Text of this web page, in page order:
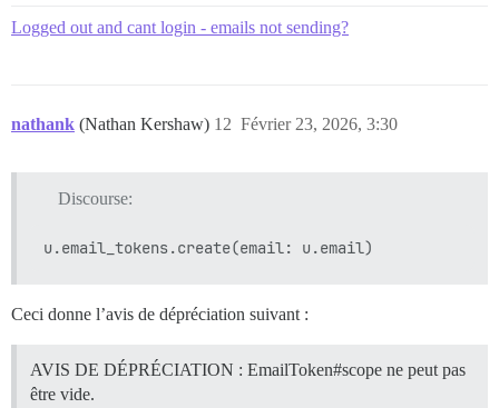
Logged out and cant login - emails not sending?
nathank (Nathan Kershaw) Février 23, 2026, 3:30
12
Discourse:
Ceci donne l’avis de dépréciation suivant :
AVIS DE DÉPRÉCIATION : EmailToken#scope ne peut pas
être vide.